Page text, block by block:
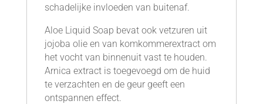
schadelijke invloeden van buitenaf.
Aloe Liquid Soap bevat ook vetzuren uit
jojoba olie en van komkommerextract om
het vocht van binnenuit vast te houden.
Arnica extract is toegevoegd om de huid
te verzachten en de geur geeft een
ontspannen effect.